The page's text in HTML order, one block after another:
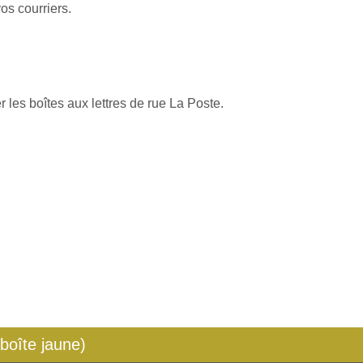
courriers.
les boîtes aux lettres de rue La Poste.
jaune)